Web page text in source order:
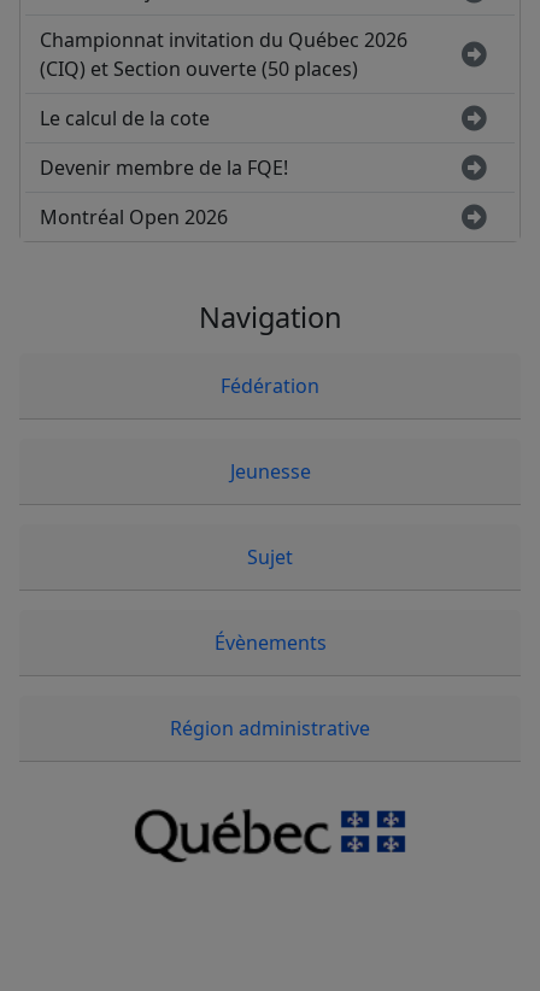
Championnat invitation du Québec 2026
(CIQ) et Section ouverte (50 places)
Le calcul de la cote
Devenir membre de la FQE!
Montréal Open 2026
Navigation
Fédération
Jeunesse
Sujet
Évènements
Région administrative